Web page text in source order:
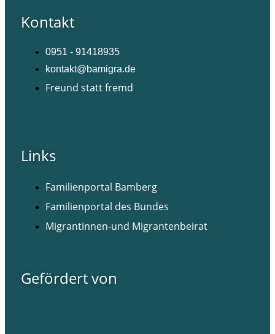
Kontakt
0951 - 91418935
kontakt@bamigra.de
Freund statt fremd
Links
Familienportal Bamberg
Familienportal des Bundes
Migrantinnen-und Migrantenbeirat
Gefördert von